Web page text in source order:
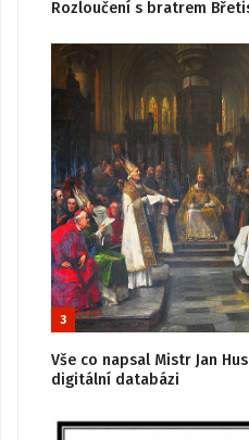
Rozloučení s bratrem
3
Vše co napsal Mistr Jan
digitální databázi